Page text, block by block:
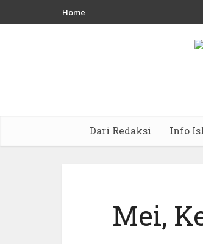
Home
Dari Redaksi Info
Mei,